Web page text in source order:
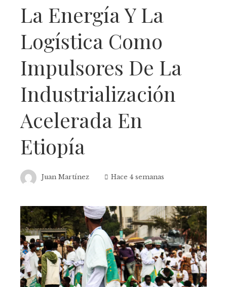
La Energía Y La
Logística Como
Impulsores De La
Industrialización
Acelerada En
Etiopía
Juan Martínez Hace 4 semanas